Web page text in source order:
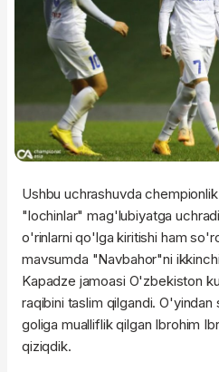
Ushbu uchrashuvda
"lochinlar" mag'lubiyatga
o'rinlarni qo'lga kiritishi ham
mavsumda "Navbahor"ni
Kapadze jamoasi O'zbekiston
raqibini taslim qilgandi.
goliga mualliflik qilgan Ibrohim
qiziqdik.